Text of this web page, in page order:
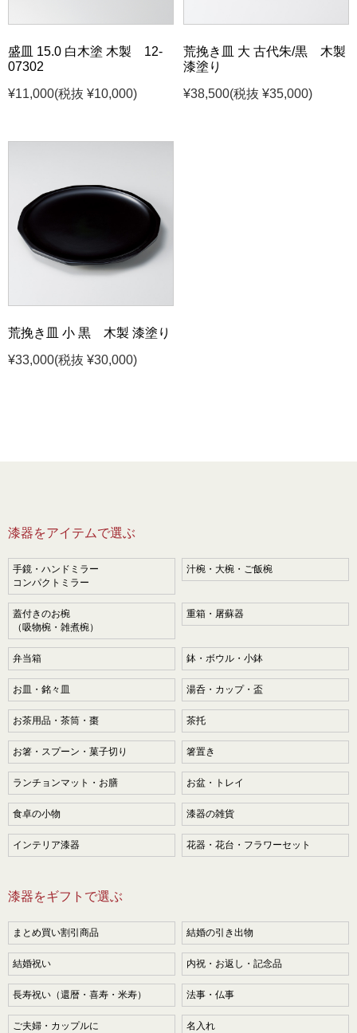
盛皿 15.0 白木塗 木製 12-
07302
¥11,000(税抜 ¥10,000)
荒挽き皿 大 古代朱/黒 木製
漆塗り
¥38,500(税抜 ¥35,000)
荒挽き皿 小 黒 木製 漆塗り
¥33,000(税抜 ¥30,000)
漆器をアイテムで選ぶ
手鏡・ハンドミラー
コンパクトミラー
汁椀・大椀・ご飯椀
蓋付きのお椀
（吸物椀・雑煮椀）
重箱・屠蘇器
弁当箱 鉢・ボウル・小鉢
お皿・銘々皿 湯呑・カップ・盃
お茶用品・茶筒・棗 茶托
お箸・スプーン・菓子切り 箸置き
ランチョンマット・お膳 お盆・トレイ
食卓の小物 漆器の雑貨
インテリア漆器 花器・花台・フラワーセット
漆器をギフトで選ぶ
まとめ買い割引商品 結婚の引き出物
結婚祝い 内祝・お返し・記念品
長寿祝い（還暦・喜寿・米寿） 法事・仏事
ご夫婦・カップルに 名入れ